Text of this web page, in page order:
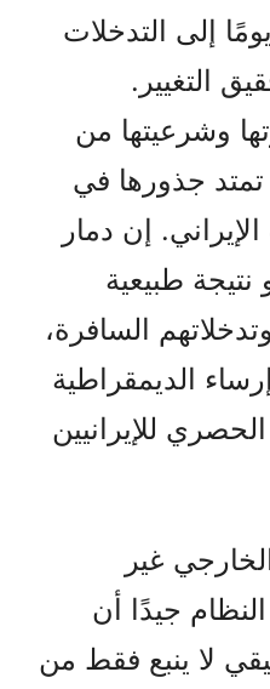
إلى التدخلات
التغيير.
وشرعيتها من
جذورها في
إن دمار
نتيجة طبيعية
السافرة،
الديمقراطية
للإيرانيين
غير
جيدًا أن
لا ينبع فقط من